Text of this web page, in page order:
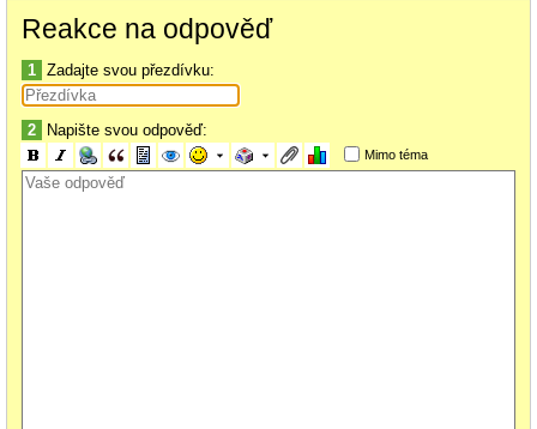
Reakce na odpověď
1 Zadajte svou přezdívku:
2 Napište svou odpověď:
Mimo téma